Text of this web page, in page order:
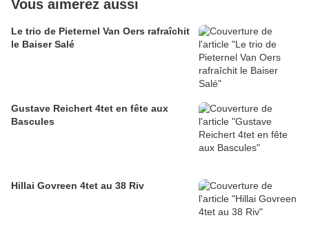
Vous aimerez aussi
Le trio de Pieternel Van Oers rafraîchit
le Baiser Salé
Gustave Reichert 4tet en fête aux
Bascules
Hillai Govreen 4tet au 38 Riv